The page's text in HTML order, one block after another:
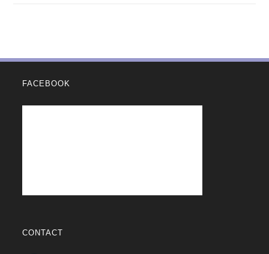
FACEBOOK
CONTACT